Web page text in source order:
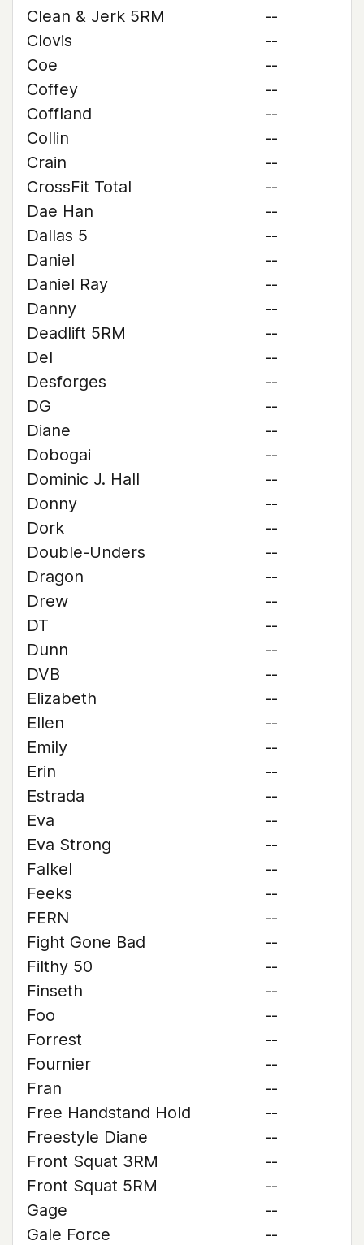
Clean & Jerk 5RM
--
Clovis
--
Coe
--
Coffey
--
Coffland
--
Collin
--
Crain
--
CrossFit Total
--
Dae Han
--
Dallas 5
--
Daniel
--
Daniel Ray
--
Danny
--
Deadlift 5RM
--
Del
--
Desforges
--
DG
--
Diane
--
Dobogai
--
Dominic J. Hall
--
Donny
--
Dork
--
Double-Unders
--
Dragon
--
Drew
--
DT
--
Dunn
--
DVB
--
Elizabeth
--
Ellen
--
Emily
--
Erin
--
Estrada
--
Eva
--
Eva Strong
--
Falkel
--
Feeks
--
FERN
--
Fight Gone Bad
--
Filthy 50
--
Finseth
--
Foo
--
Forrest
--
Fournier
--
Fran
--
Free Handstand Hold
--
Freestyle Diane
--
Front Squat 3RM
--
Front Squat 5RM
--
Gage
--
Gale Force
--